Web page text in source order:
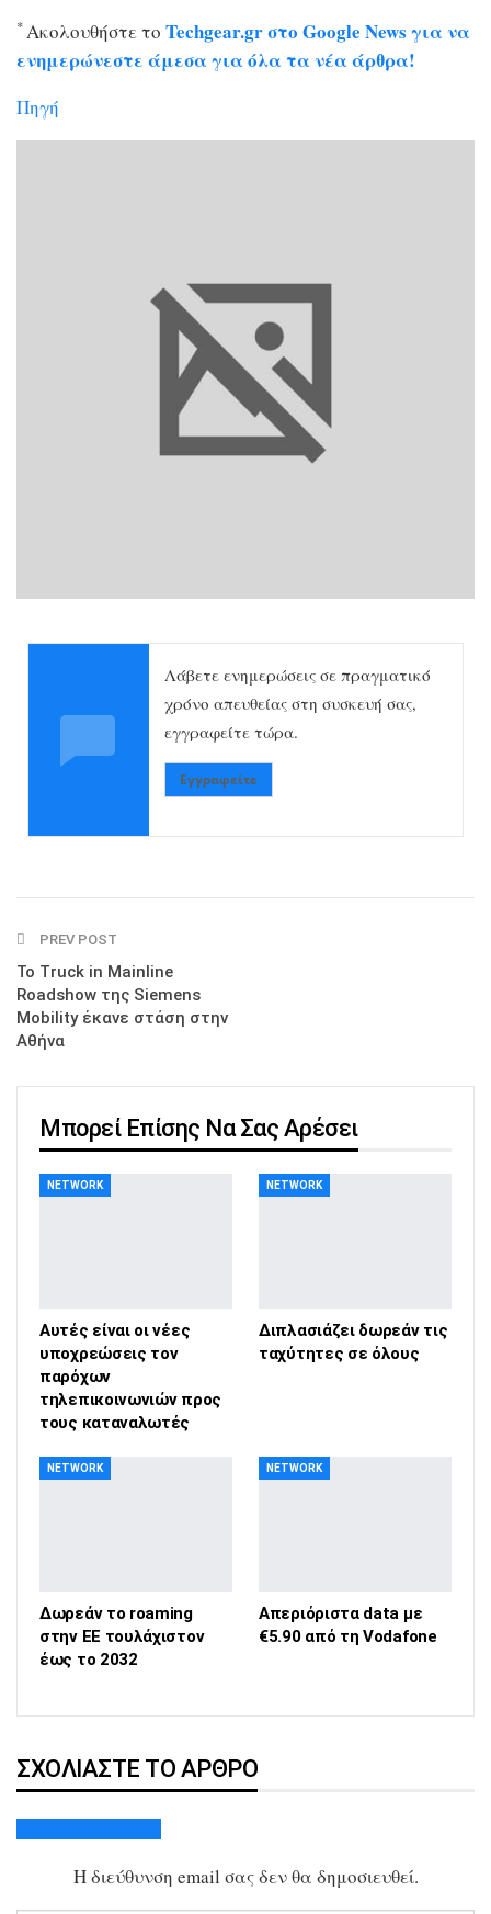
*Ακολουθήστε το Techgear.gr στο Google News για να
ενημερώνεστε άμεσα για όλα τα νέα άρθρα!
Πηγή
Λάβετε ενημερώσεις σε πραγματικό
χρόνο απευθείας στη συσκευή σας,
εγγραφείτε τώρα.
Εγγραφείτε
PREV POST
Το Truck in Mainline
Roadshow της Siemens
Mobility έκανε στάση στην
Αθήνα
Μπορεί Επίσης Να Σας Αρέσει
NETWORK
Αυτές είναι οι νέες
υποχρεώσεις τον
παρόχων
τηλεπικοινωνιών προς
τους καταναλωτές
NETWORK
Διπλασιάζει δωρεάν τις
ταχύτητες σε όλους
NETWORK
Δωρεάν το roaming
στην ΕΕ τουλάχιστον
έως το 2032
NETWORK
Απεριόριστα data με
€5.90 από τη Vodafone
ΣΧΟΛΙΆΣΤΕ ΤΟ ΆΡΘΡΟ
Η διεύθυνση email σας δεν θα δημοσιευθεί.